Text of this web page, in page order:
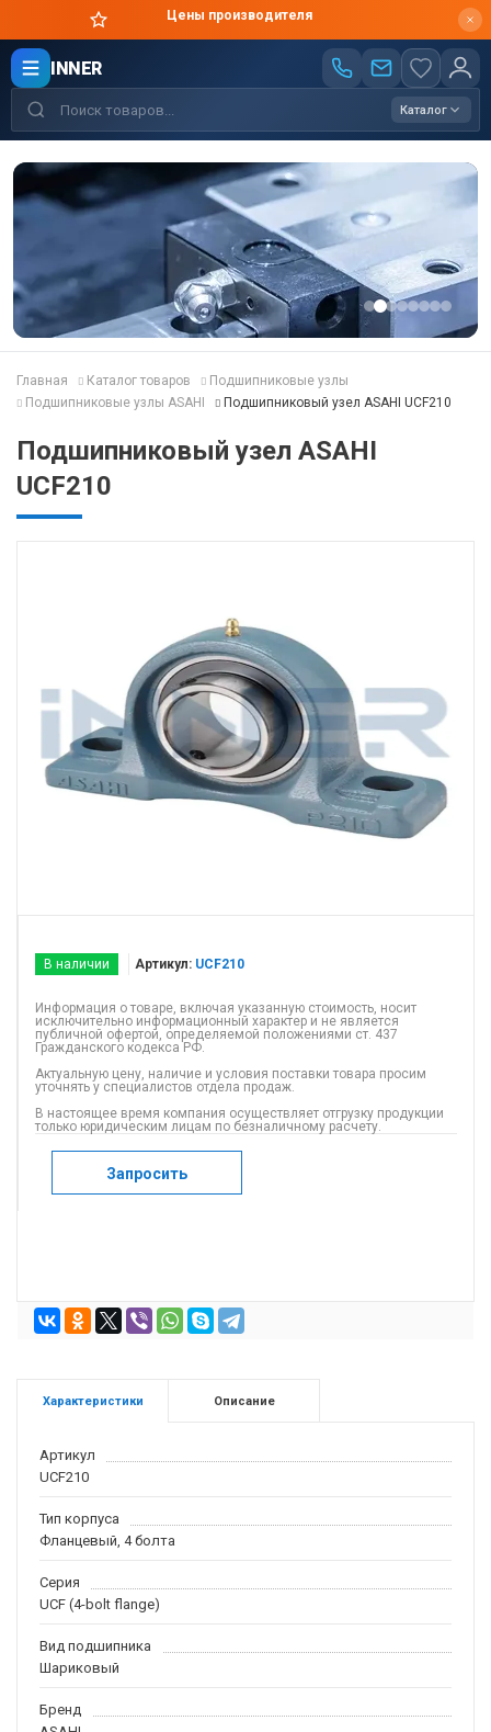
Цены производителя
INNER
Каталог
Главная Каталог товаров
Подшипниковые узлы
Подшипниковые узлы ASAHI
Подшипниковый узел ASAHI UCF210
Подшипниковый узел ASAHI
UCF210
В наличии Артикул: UCF210
Информация о товаре, включая указанную стоимость, носит
исключительно информационный характер и не является
публичной офертой, определяемой положениями ст. 437
Гражданского кодекса РФ.
Актуальную цену, наличие и условия поставки товара просим
уточнять у специалистов отдела продаж.
В настоящее время компания осуществляет отгрузку продукции
только юридическим лицам по безналичному расчету.
Запросить
Характеристики Описание
Артикул
UCF210
Тип корпуса
Фланцевый, 4 болта
Серия
UCF (4-bolt flange)
Вид подшипника
Шариковый
Бренд